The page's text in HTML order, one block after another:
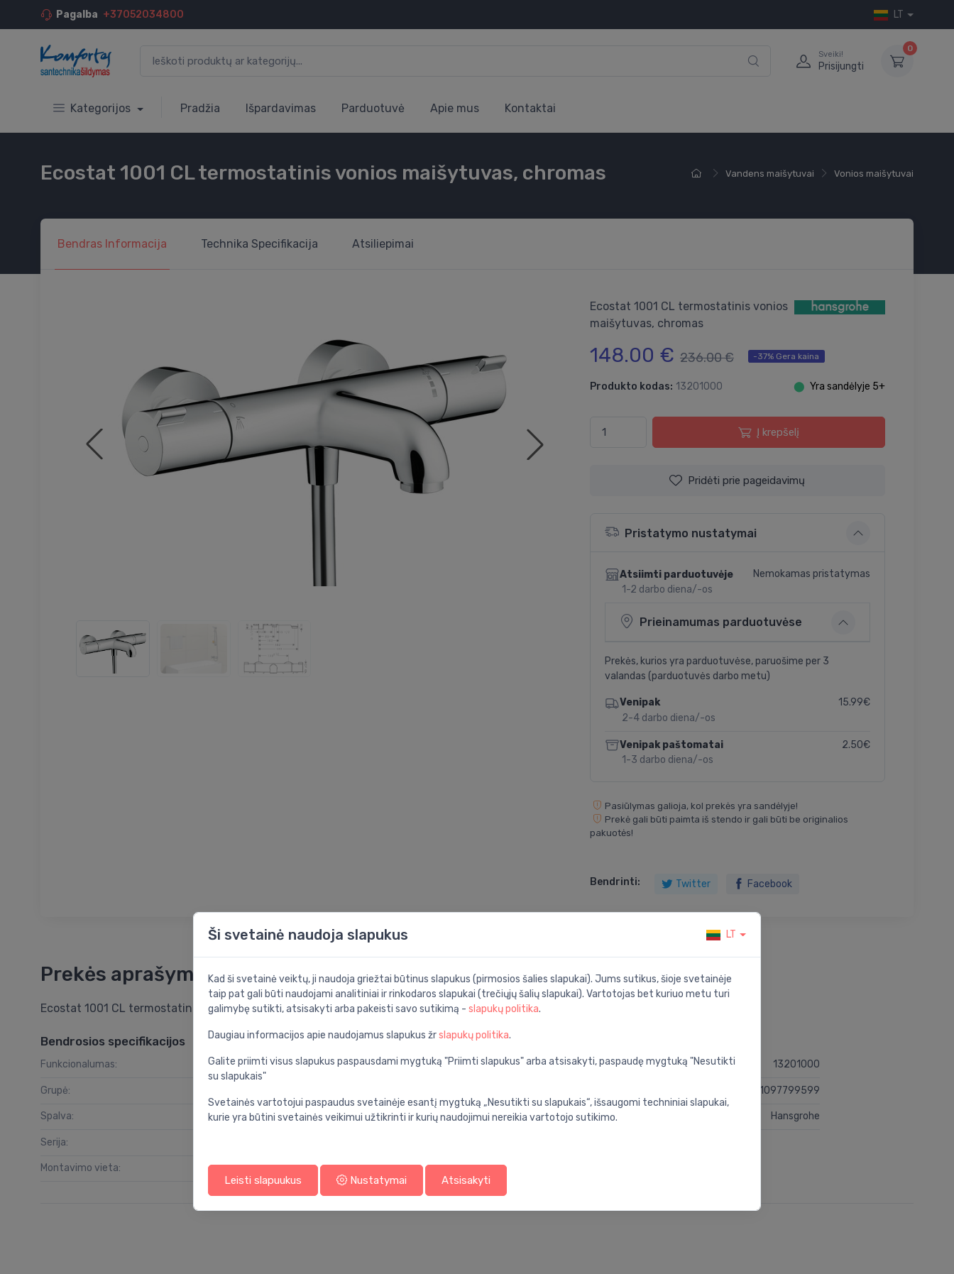
Pagalba +37052034800 LT
Sveiki!
Prisijungti
0
Kategorijos Pradžia Išpardavimas Parduotuvė Apie mus Kontaktai
Vandens maišytuvai Vonios maišytuvai
Ecostat 1001 CL termostatinis vonios maišytuvas, chromas
Bendras Informacija Technika Specifikacija Atsiliepimai
Ecostat 1001 CL termostatinis vonios
maišytuvas, chromas
148.00 € 236.00 € -37% Gera kaina
Produkto kodas: 13201000 ⬤ Yra sandėlyje 5+
Į krepšelį
Pridėti prie pageidavimų
Pristatymo nustatymai
Atsiimti parduotuvėje
1-2 darbo diena/-os
Nemokamas pristatymas
Prieinamumas parduotuvėse
Prekės, kurios yra parduotuvėse, paruošime per 3
valandas (parduotuvės darbo metu)
Venipak
2-4 darbo diena/-os
15.99€
Venipak paštomatai
1-3 darbo diena/-os
2.50€
Pasiūlymas galioja, kol prekės yra sandėlyje!
Prekė gali būti paimta iš stendo ir gali būti be originalios
pakuotės!
Bendrinti: Twitter Facebook
Prekės aprašymas
Ecostat 1001 CL termostatinis vonios maišytuvas, chromas
Bendrosios specifikacijos
Funkcionalumas: su termostatu
Grupė:
Spalva: chromas
Serija:
Montavimo vieta: ant sienos
Specifikacija
Produkto kodas: 13201000
4011097799599
Prekės ženklas: Hansgrohe
Ši svetainė naudoja slapukus LT
Kad ši svetainė veiktų, ji naudoja griežtai būtinus slapukus (pirmosios šalies slapukai). Jums sutikus, šioje svetainėje
taip pat gali būti naudojami analitiniai ir rinkodaros slapukai (trečiųjų šalių slapukai). Vartotojas bet kuriuo metu turi
galimybę sutikti, atsisakyti arba pakeisti savo sutikimą - slapukų politika.
Daugiau informacijos apie naudojamus slapukus žrslapukų politika.
Galite priimti visus slapukus paspausdami mygtuką "Priimti slapukus" arba atsisakyti, paspaudę mygtuką "Nesutikti
su slapukais"
Svetainės vartotojui paspaudus svetainėje esantį mygtuką „Nesutikti su slapukais“, išsaugomi techniniai slapukai,
kurie yra būtini svetainės veikimui užtikrinti ir kurių naudojimui nereikia vartotojo sutikimo.
Leisti slapuukus Nustatymai Atsisakyti